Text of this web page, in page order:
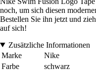
noch, um sich diesen
Bestellen Sie ihn jetzt und
auf sich!
Zusätzliche Informationen
Marke
Nike
Farbe
schwarz